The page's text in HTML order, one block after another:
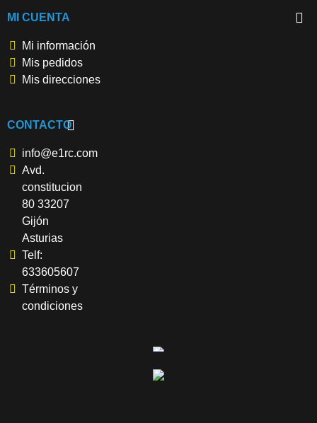
MI CUENTA
Mi información
Mis pedidos
Mis direcciones
CONTACTO
info@e1rc.com
Avd.
constitucion
80 33207
Gijón
Asturias
Telf:
633605607
Términos y
condiciones